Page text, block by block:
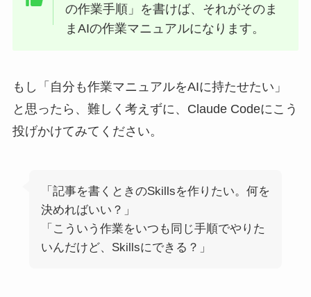
の作業手順」を書けば、それがそのま
まAIの作業マニュアルになります。
もし「自分も作業マニュアルをAIに持たせたい」
と思ったら、難しく考えずに、Claude Codeにこう
投げかけてみてください。
「記事を書くときのSkillsを作りたい。何を
決めればいい？」
「こういう作業をいつも同じ手順でやりた
いんだけど、Skillsにできる？」